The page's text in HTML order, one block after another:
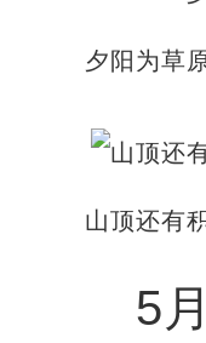
夕阳为草
山顶还有
5月